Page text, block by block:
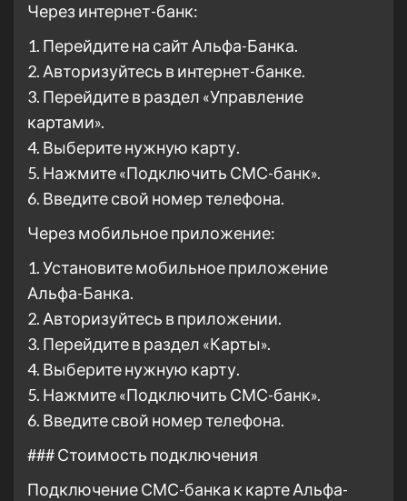
Через интернет-банк:
1. Перейдите на сайт Альфа-Банка.
2. Авторизуйтесь в интернет-банке.
3. Перейдите в раздел «Управление
картами».
4. Выберите нужную карту.
5. Нажмите «Подключить СМС-банк».
6. Введите свой номер телефона.
Через мобильное приложение:
1. Установите мобильное приложение
Альфа-Банка.
2. Авторизуйтесь в приложении.
3. Перейдите в раздел «Карты».
4. Выберите нужную карту.
5. Нажмите «Подключить СМС-банк».
6. Введите свой номер телефона.
### Стоимость подключения
Подключение СМС-банка к карте Альфа-